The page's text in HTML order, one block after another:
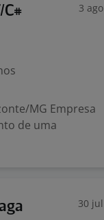
3 ago
MG Empresa
de uma
30 jul